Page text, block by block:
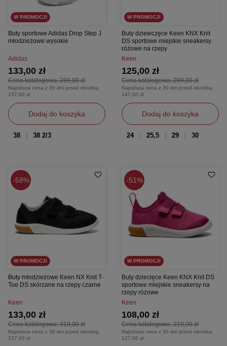
W PROMOCJI
Buty sportowe Adidas Drop Step J
młodzieżowe wysokie
Adidas
Cena katalogowa:299,00 zł
133,00 zł
Najniższa cena z 30 dni przed obniżką:
157,00 zł
Dodaj do koszyka
38 38 2/3
W PROMOCJI
Buty dziewczęce Keen KNX Knit
DS sportowe miejskie sneakersy
różowe na rzepy
Keen
Cena katalogowa:289,00 zł
125,00 zł
Najniższa cena z 30 dni przed obniżką:
147,00 zł
Dodaj do koszyka
24 25,5 29 30
58%
W PROMOCJI
Buty młodzieżowe Keen NX Knit T-
Toe DS skórzane na rzepy czarne
Keen
Cena katalogowa:319,00 zł
133,00 zł
Najniższa cena z 30 dni przed obniżką:
157,00 zł
51%
W PROMOCJI
Buty dziecięce Keen KNX Knit DS
sportowe miejskie sneakersy na
rzepy różowe
Keen
Cena katalogowa:219,00 zł
108,00 zł
Najniższa cena z 30 dni przed obniżką:
127,00 zł